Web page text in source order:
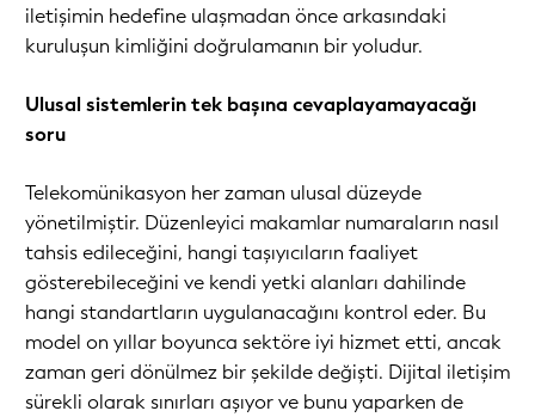
iletişimin hedefine ulaşmadan önce arkasındaki
kuruluşun kimliğini doğrulamanın bir yoludur.
Ulusal sistemlerin tek başına cevaplayamayacağı
soru
Telekomünikasyon her zaman ulusal düzeyde
yönetilmiştir. Düzenleyici makamlar numaraların nasıl
tahsis edileceğini, hangi taşıyıcıların faaliyet
gösterebileceğini ve kendi yetki alanları dahilinde
hangi standartların uygulanacağını kontrol eder. Bu
model on yıllar boyunca sektöre iyi hizmet etti, ancak
zaman geri dönülmez bir şekilde değişti. Dijital iletişim
sürekli olarak sınırları aşıyor ve bunu yaparken de